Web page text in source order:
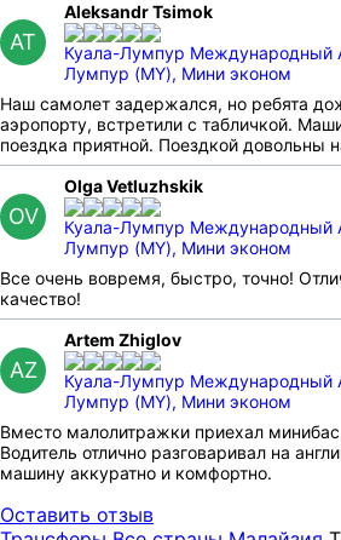
AT
Aleksandr Tsimok
Куала-Лумпур Международный
Лумпур (MY), Мини эконом
Наш самолет задержался, но ребята
аэропорту, встретили с табличкой.
поездка приятной. Поездкой довольны
OV
Olga Vetluzhskik
Куала-Лумпур Международный
Лумпур (MY), Мини эконом
Все очень вовремя, быстро, точно!
качество!
AZ
Artem Zhiglov
Куала-Лумпур Международный
Лумпур (MY), Мини эконом
Вместо малолитражки приехал
Водитель отлично разговаривал на
машину аккуратно и комфортно.
Оставить отзыв